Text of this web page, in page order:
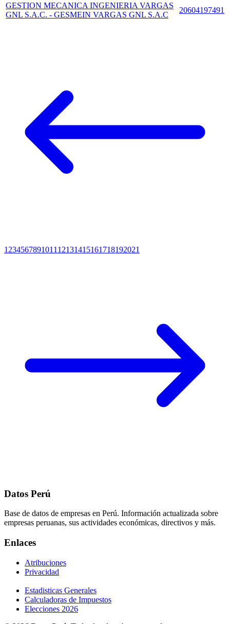
GESTION MECANICA INGENIERIA VARGAS
GNL S.A.C. - GESMEIN VARGAS GNL S.A.C
20604197491
1 234567891011 12131415161718192021
Datos Perú
Base de datos de empresas en Perú. Información actualizada sobre
empresas peruanas, sus actividades económicas, directivos y más.
Enlaces
Atribuciones
Privacidad
Estadisticas Generales
Calculadoras de Impuestos
Elecciones 2026